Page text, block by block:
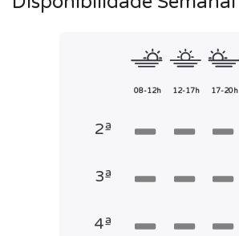
08-12h 12-17h 17-20h
2ª
3ª
4ª